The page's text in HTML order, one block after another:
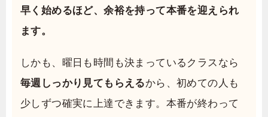
早く始めるほど、余裕を持って本番を迎えられ
ます。
しかも、曜日も時間も決まっているクラスなら
毎週しっかり見てもらえるから、初めての人も
少しずつ確実に上達できます。本番が終わって